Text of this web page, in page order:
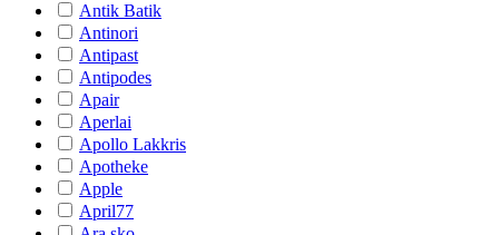
Antik Batik
Antinori
Antipast
Antipodes
Apair
Aperlai
Apollo Lakkris
Apotheke
Apple
April77